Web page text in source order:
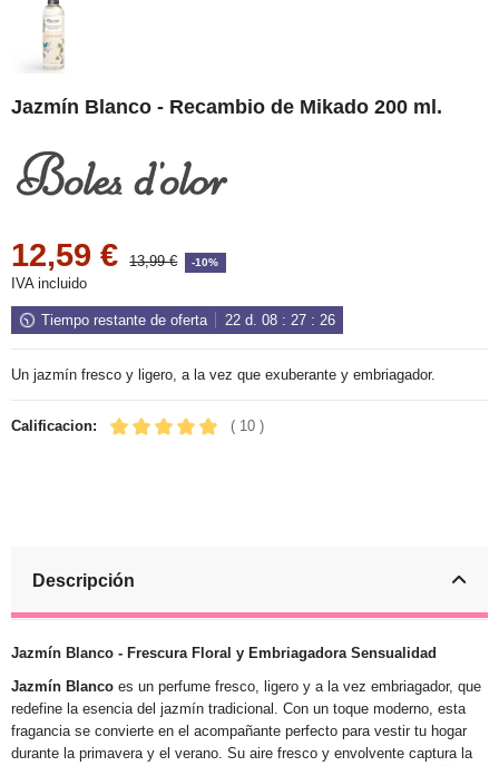
Jazmín Blanco - Recambio de Mikado 200 ml.
12,59 € 13,99 € -10%
IVA incluido
Tiempo restante de oferta 22d. 08: 27: 25
Un jazmín fresco y ligero, a la vez que exuberante y embriagador.
Calificacion: ( 10 )
Descripción
Jazmín Blanco - Frescura Floral y Embriagadora Sensualidad
Jazmín Blancoes un perfume fresco, ligero y a la vez embriagador, que
redefine la esencia del jazmín tradicional. Con un toque moderno, esta
fragancia se convierte en el acompañante perfecto para vestir tu hogar
durante la primavera y el verano. Su aire fresco y envolvente captura la